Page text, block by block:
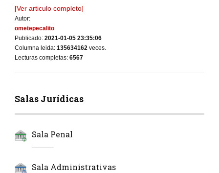
[Ver articulo completo]
Autor:
ometepecalito
Publicado: 2021-01-05 23:35:06
Columna leida: 135634162 veces.
Lecturas completas: 6567
Salas Jurídicas
Sala Penal
Sala Administrativas